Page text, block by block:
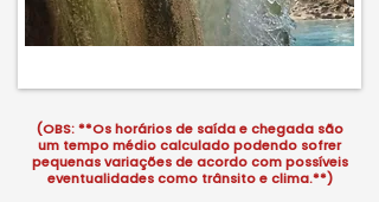
(OBS: **Os horários de saída e chegada são
um tempo médio calculado podendo sofrer
pequenas variações de acordo com possíveis
eventualidades como trânsito e clima.**)